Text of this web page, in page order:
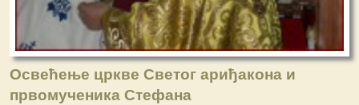
Освећење цркве Светог ариђакона и
првомученика Стефана